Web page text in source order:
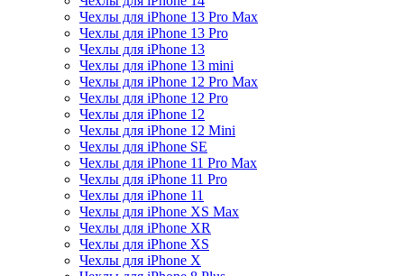
Чехлы для iPhone 13 Pro Max
Чехлы для iPhone 13 Pro
Чехлы для iPhone 13
Чехлы для iPhone 13 mini
Чехлы для iPhone 12 Pro Max
Чехлы для iPhone 12 Pro
Чехлы для iPhone 12
Чехлы для iPhone 12 Mini
Чехлы для iPhone SE
Чехлы для iPhone 11 Pro Max
Чехлы для iPhone 11 Pro
Чехлы для iPhone 11
Чехлы для iPhone XS Max
Чехлы для iPhone XR
Чехлы для iPhone XS
Чехлы для iPhone X